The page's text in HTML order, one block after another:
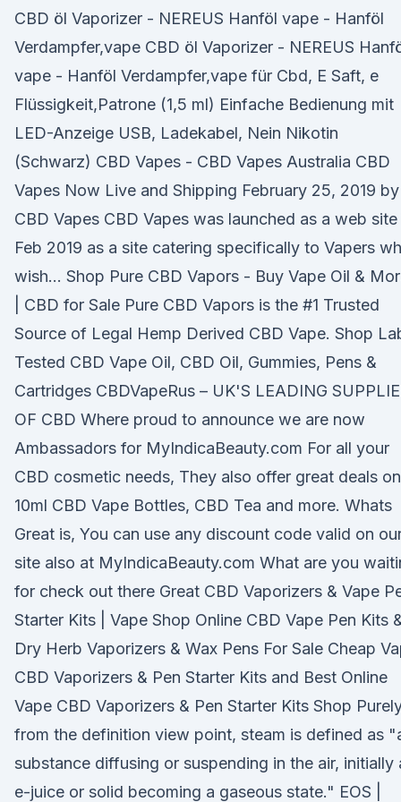
CBD öl Vaporizer - NEREUS Hanföl vape - Hanföl
Verdampfer,vape CBD öl Vaporizer - NEREUS
vape - Hanföl Verdampfer,vape für Cbd, E Saft, e
Flüssigkeit,Patrone (1,5 ml) Einfache Bedienung mit
LED-Anzeige USB, Ladekabel, Nein Nikotin
(Schwarz) CBD Vapes - CBD Vapes Australia CBD
Vapes Now Live and Shipping February 25, 2019 by
CBD Vapes CBD Vapes was launched as a web site
Feb 2019 as a site catering specifically to Vapers
wish… Shop Pure CBD Vapors - Buy Vape Oil &
| CBD for Sale Pure CBD Vapors is the #1 Trusted
Source of Legal Hemp Derived CBD Vape. Shop
Tested CBD Vape Oil, CBD Oil, Gummies, Pens &
Cartridges CBDVapeRus – UK'S LEADING
OF CBD Where proud to announce we are now
Ambassadors for MyIndicaBeauty.com For all your
CBD cosmetic needs, They also offer great deals on
10ml CBD Vape Bottles, CBD Tea and more. Whats
Great is, You can use any discount code valid on
site also at MyIndicaBeauty.com What are you
for check out there Great CBD Vaporizers & Vape
Starter Kits | Vape Shop Online CBD Vape Pen Kits
Dry Herb Vaporizers & Wax Pens For Sale Cheap
CBD Vaporizers & Pen Starter Kits and Best Online
Vape CBD Vaporizers & Pen Starter Kits Shop
from the definition view point, steam is defined as
substance diffusing or suspending in the air, initially
e-juice or solid becoming a gaseous state." EOS |